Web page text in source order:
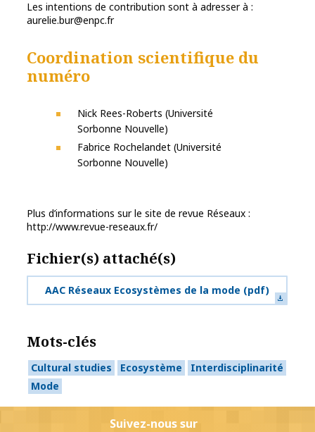
Les intentions de contribution sont à adresser à :
aurelie.bur@enpc.fr
Coordination scientifique du
numéro
Nick Rees-Roberts (Université
Sorbonne Nouvelle)
Fabrice Rochelandet (Université
Sorbonne Nouvelle)
Plus d’informations sur le site de revue Réseaux :
http://www.revue-reseaux.fr/
Fichier(s) attaché(s)
AAC Réseaux Ecosystèmes de la mode (pdf)
Mots-clés
Cultural studies Ecosystème
Interdisciplinarité
Mode
Suivez-nous sur